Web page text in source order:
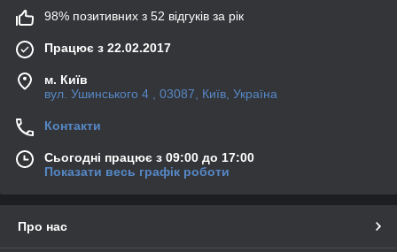
98% позитивних з 52 відгуків за рік
Працює з 22.02.2017
м. Київ
вул. Ушинського 4 , 03087, Київ, Україна
Контакти
Сьогодні працює з 09:00 до 17:00
Показати весь графік роботи
Про нас